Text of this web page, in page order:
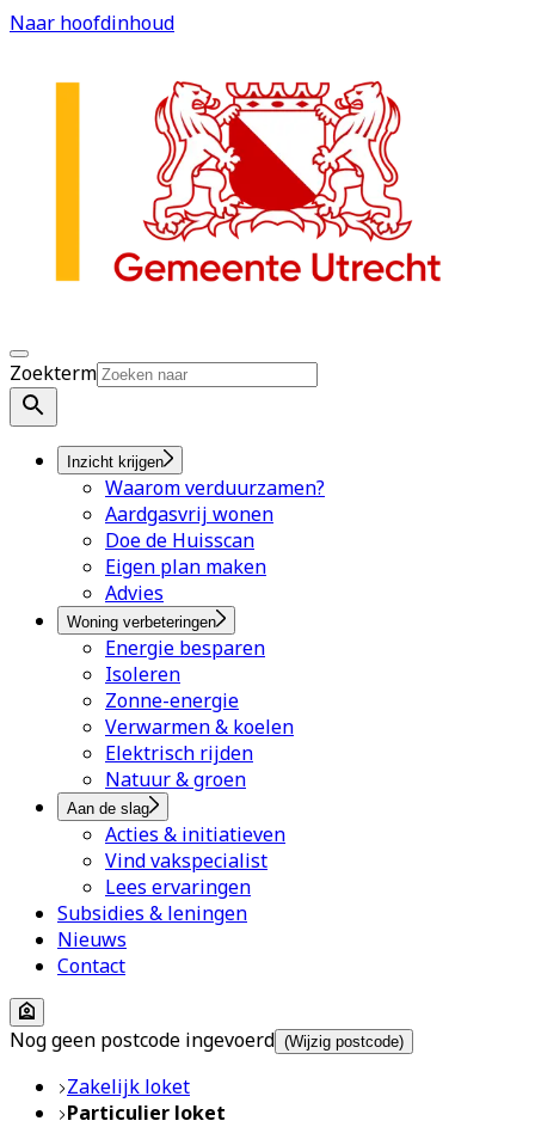
Naar hoofdinhoud
Zoekterm
Inzicht krijgen
Waarom verduurzamen?
Aardgasvrij wonen
Doe de Huisscan
Eigen plan maken
Advies
Woning verbeteringen
Energie besparen
Isoleren
Zonne-energie
Verwarmen & koelen
Elektrisch rijden
Natuur & groen
Aan de slag
Acties & initiatieven
Vind vakspecialist
Lees ervaringen
Subsidies & leningen
Nieuws
Contact
Nog geen postcode ingevoerd (Wijzig postcode)
Zakelijk loket
Particulier loket